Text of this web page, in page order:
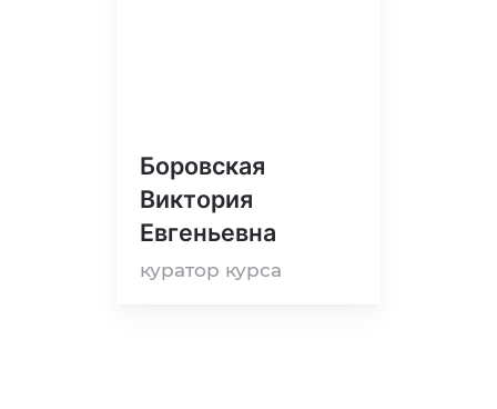
Боровская
Виктория
Евгеньевна
куратор курса